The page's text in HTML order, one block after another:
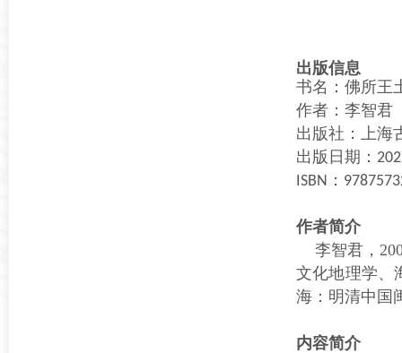
出版信息
书名：佛所王
作者：李智君
出版社：上海
出版日期：
ISBN ：
作者简介
李智君，
文化地理学、
海：明清中国
内容简介